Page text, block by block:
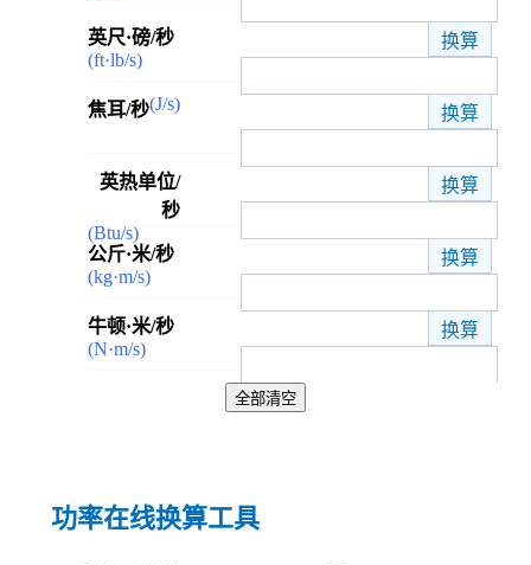
英尺·磅/秒
(ft·lb/s)
焦耳/秒(J/s)
英热单位/
秒
(Btu/s)
公斤·米/秒
(kg·m/s)
牛顿·米/秒
(N·m/s)
功率在线换算工具